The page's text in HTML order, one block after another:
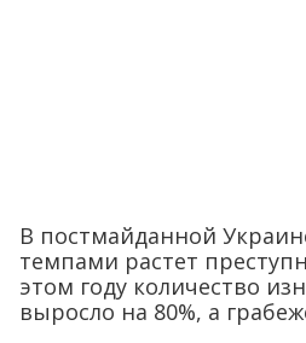
В постмайданной
темпами растет
этом году количество
выросло на 80%, а